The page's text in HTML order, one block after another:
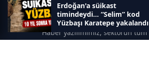
Erdoğan'a süikast
timindeydi... “Selim” kod
Yüzbaşı Karatepe yakalandı
Gaziantep Postası
Haber yazılımımız, sektörün tüm
ihtiyaçlarını karşılayacak şekilde